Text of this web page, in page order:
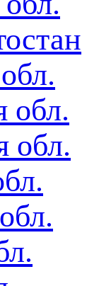
обл.
обл.